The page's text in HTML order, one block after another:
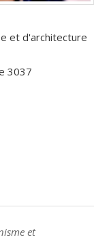
et d'architecture
3037
et